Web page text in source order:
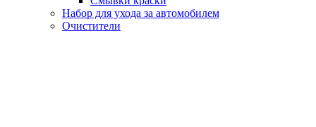
Набор для ухода за автомобилем
Очистители